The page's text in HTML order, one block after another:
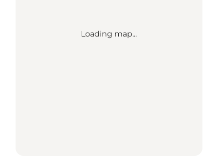
Loading map...